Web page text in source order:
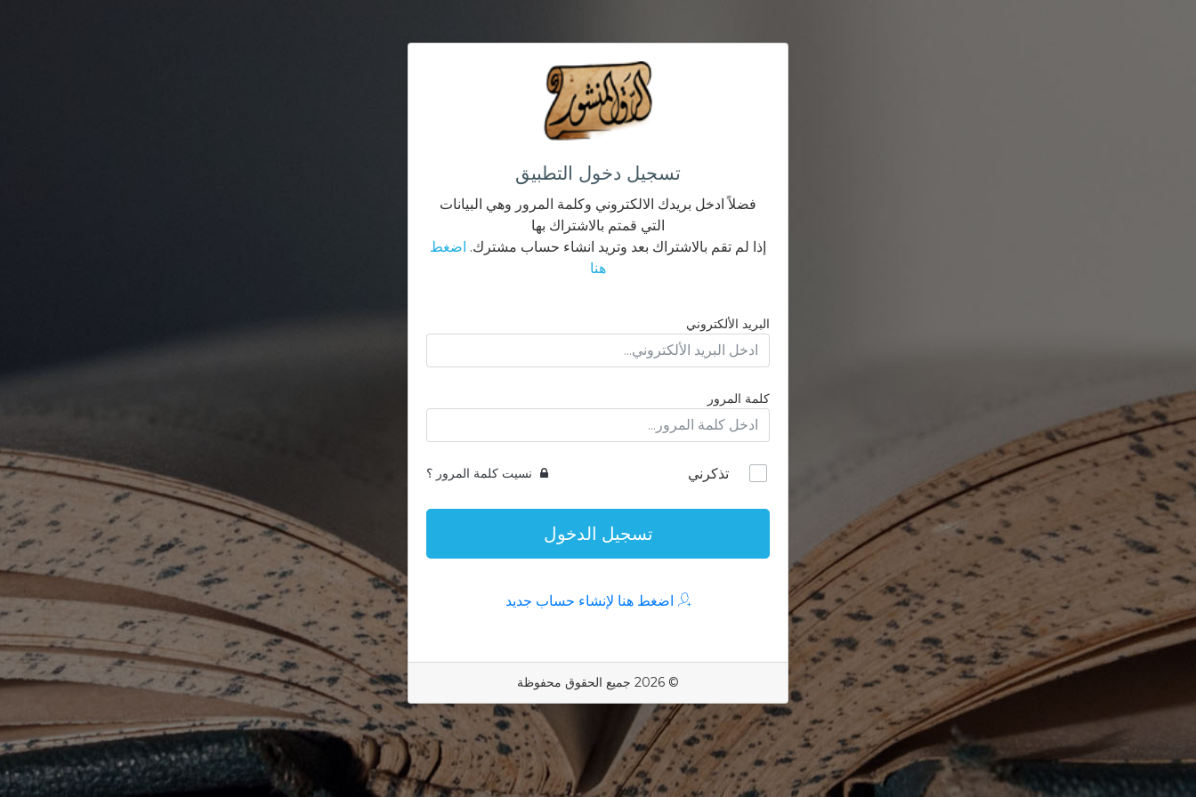
تسجيل دخول التطبيق
فضلاً ادخل بريدك الالكتروني وكلمة المرور وهي البيانات
التي قمتم بالاشتراك بها
إذا لم تقم بالاشتراك بعد وتريد انشاء حساب مشترك. اضغط
هنا
البريد الألكتروني
كلمة المرور
تذكرني نسيت كلمة المرور ؟
تسجيل الدخول
اضغط هنا لإنشاء حساب جديد
© 2026 جميع الحقوق محفوظة